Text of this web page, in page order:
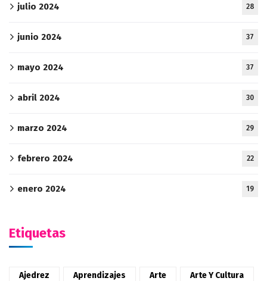
julio 2024 28
junio 2024 37
mayo 2024 37
abril 2024 30
marzo 2024 29
febrero 2024 22
enero 2024 19
Etiquetas
Ajedrez Aprendizajes Arte Arte Y Cultura